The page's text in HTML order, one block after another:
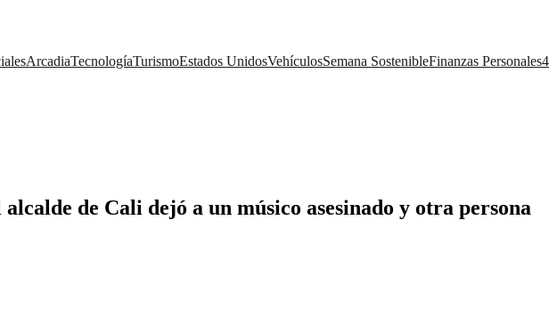
ArcadiaTecnologíaTurismoEstados UnidosVehículosSemana SostenibleFinanzas Personales4
de Cali dejó a un músico asesinado y otra persona